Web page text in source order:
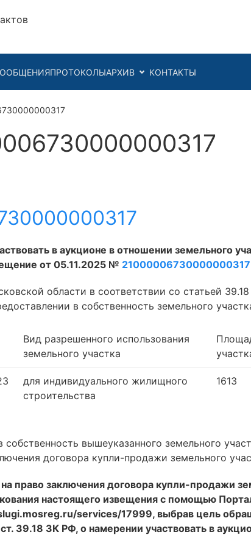
ПРОТОКОЛЫАРХИВ КОНТАКТЫ
в аукционе в отношении земельного
от 05.11.2025 № 21000006730000000317
области в соответствии со статьей
в собственность земельного
Вид разрешенного использования
земельного участка
для индивидуального жилищного
строительства
1613
вышеуказанного земельного
договора купли-продажи земельного
право заключения договора купли-продажи
настоящего извещения с помощью
services/17999, выбрав цель
39.18 ЗК РФ, о намерении участвовать в